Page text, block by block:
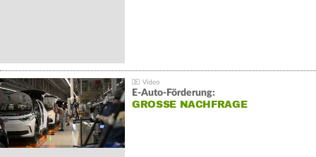
E-Auto-Förderung:
GROSSE NACHFRAGE